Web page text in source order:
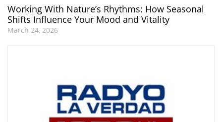
Working With Nature’s Rhythms: How Seasonal
Shifts Influence Your Mood and Vitality
March 24, 2026